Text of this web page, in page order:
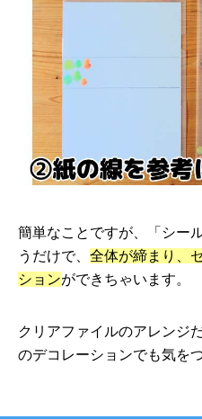
簡単なことですが、「シー
うだけで、 全体が締まり、
ションができちゃいます。
クリアファイルのアレンジ
のデコレーションでも気を